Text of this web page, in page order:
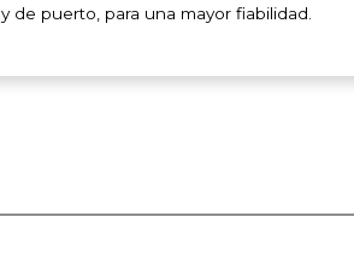
y de puerto, para una mayor fiabilidad.